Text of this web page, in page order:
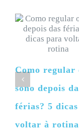
Como regular
sono depois
férias? 5
voltar à rotina